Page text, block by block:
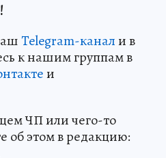
Telegram-канали в
к нашим группам в
и
ЧП или чего-то
об этом в редакцию: